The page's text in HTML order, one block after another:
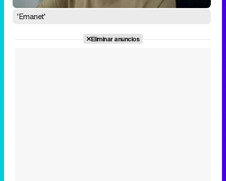
'Emanet'
Eliminar anuncios